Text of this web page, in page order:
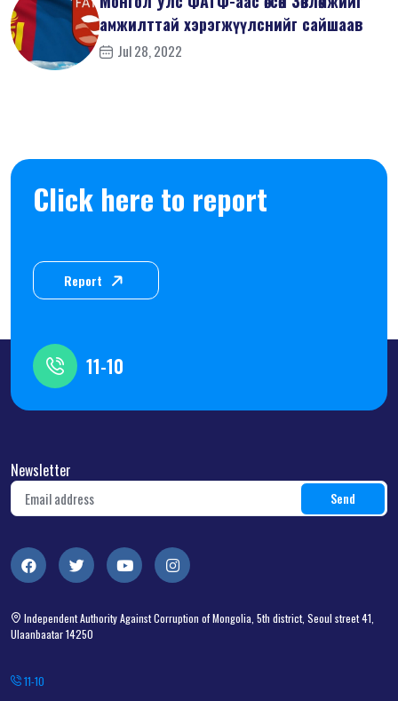
амжилттай хэрэгжүүлснийг сайшаав
Jul 28, 2022
Click here to report
Report
11-10
Newsletter
Independent Authority Against Corruption of Mongolia, 5th district, Seoul street 41,
Ulaanbaatar 14250
11-10